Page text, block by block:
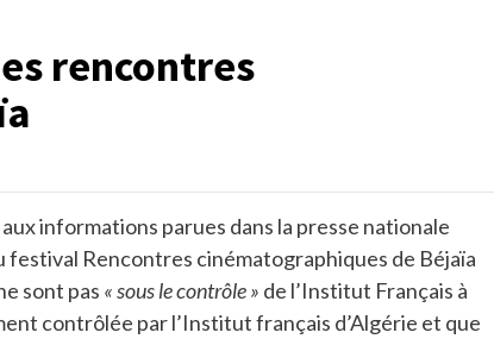
rencontres
informations parues dans la presse nationale
Rencontres cinématographiques de Béjaïa
sont pas « sous le contrôle » de l’Institut Français à
contrôlée par l’Institut français d’Algérie et que